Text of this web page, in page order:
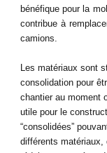
bénéfique pour la
contribue à
camions.
Les matériaux sont
consolidation pour
chantier au moment
utile pour le
“consolidées”
différents matériaux,